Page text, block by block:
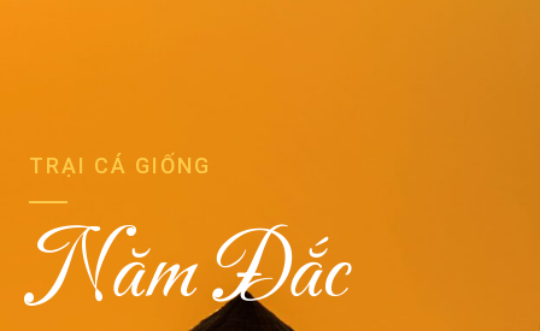
TRẠI CÁ GIỐNG
Năm Đắc